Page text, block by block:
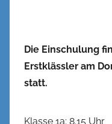
Die Einschulung
Erstklässler am
statt.
Klasse 1a: 8.15 Uhr